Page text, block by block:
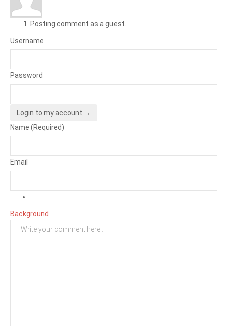
Posting comment as a guest.
Username
Password
Login to my account →
Name (Required)
Email
Background